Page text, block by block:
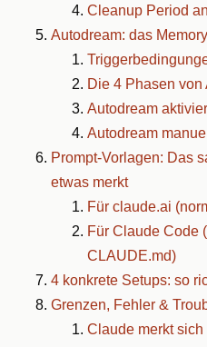
Cleanup Period
Autodream: das
Die 4 Phasen von
Autodream
Autodream
Prompt-Vorlagen: Das
etwas merkt
Für claude.ai
Für Claude Code
CLAUDE.md)
4 konkrete Setups: so
Grenzen, Fehler &
Claude merkt